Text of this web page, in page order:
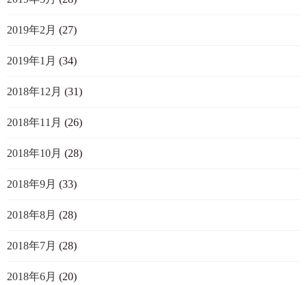
2019年2月 (27)
2019年1月 (34)
2018年12月 (31)
2018年11月 (26)
2018年10月 (28)
2018年9月 (33)
2018年8月 (28)
2018年7月 (28)
2018年6月 (20)